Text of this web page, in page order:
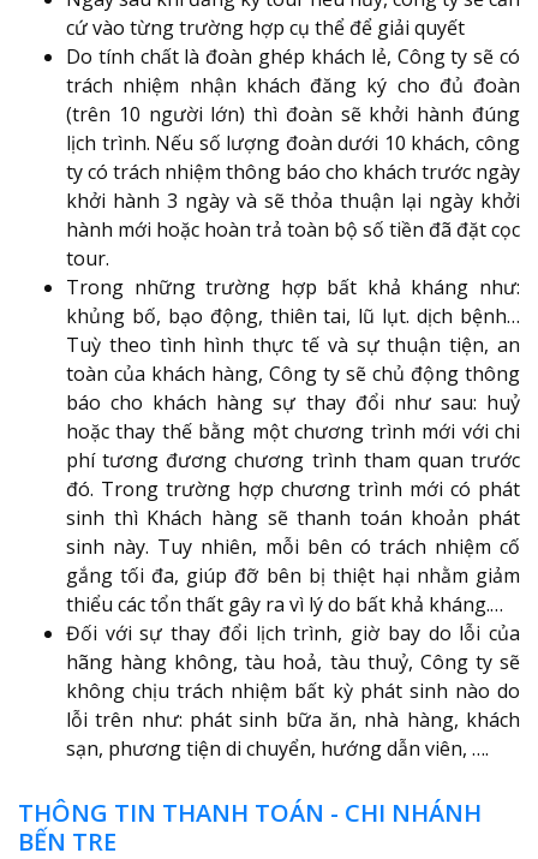
cứ vào từng trường hợp cụ thể để giải quyết
Do tính chất là đoàn ghép khách lẻ, Công ty sẽ có
trách nhiệm nhận khách đăng ký cho đủ đoàn
(trên 10 người lớn) thì đoàn sẽ khởi hành đúng
lịch trình. Nếu số lượng đoàn dưới 10 khách, công
ty có trách nhiệm thông báo cho khách trước ngày
khởi hành 3 ngày và sẽ thỏa thuận lại ngày khởi
hành mới hoặc hoàn trả toàn bộ số tiền đã đặt cọc
tour.
Trong những trường hợp bất khả kháng như:
khủng bố, bạo động, thiên tai, lũ lụt. dịch bệnh…
Tuỳ theo tình hình thực tế và sự thuận tiện, an
toàn của khách hàng, Công ty sẽ chủ động thông
báo cho khách hàng sự thay đổi như sau: huỷ
hoặc thay thế bằng một chương trình mới với chi
phí tương đương chương trình tham quan trước
đó. Trong trường hợp chương trình mới có phát
sinh thì Khách hàng sẽ thanh toán khoản phát
sinh này. Tuy nhiên, mỗi bên có trách nhiệm cố
gắng tối đa, giúp đỡ bên bị thiệt hại nhằm giảm
thiểu các tổn thất gây ra vì lý do bất khả kháng.…
Đối với sự thay đổi lịch trình, giờ bay do lỗi của
hãng hàng không, tàu hoả, tàu thuỷ, Công ty sẽ
không chịu trách nhiệm bất kỳ phát sinh nào do
lỗi trên như: phát sinh bữa ăn, nhà hàng, khách
sạn, phương tiện di chuyển, hướng dẫn viên, ….
THÔNG TIN THANH TOÁN - CHI NHÁNH
BẾN TRE